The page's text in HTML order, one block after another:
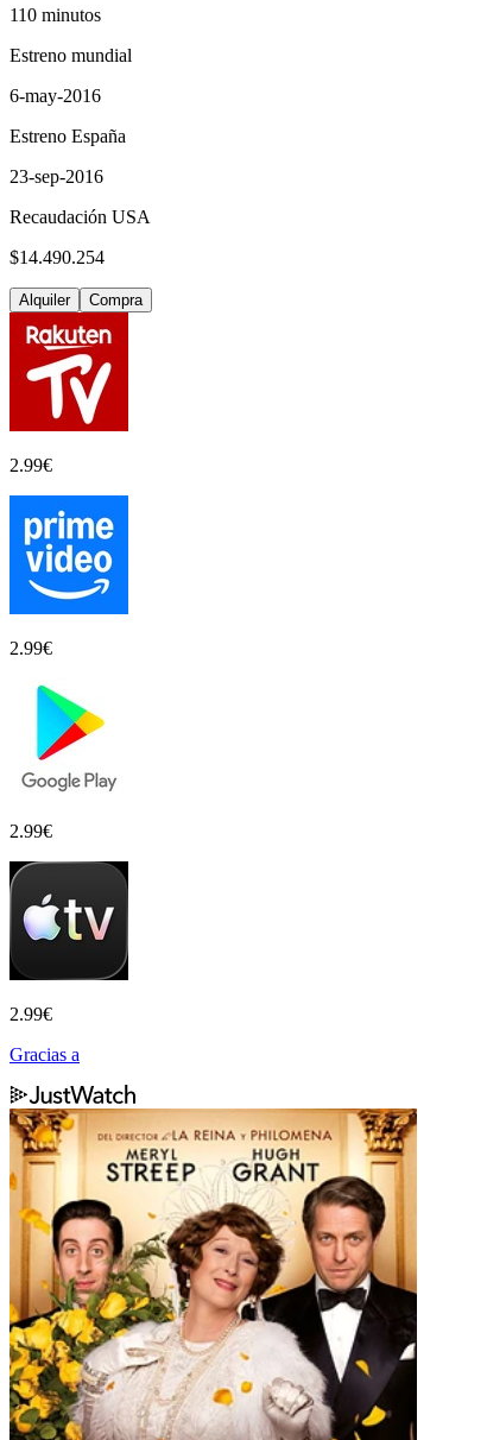
110 minutos
Estreno mundial
6-may-2016
Estreno España
23-sep-2016
Recaudación USA
$14.490.254
Alquiler Compra
2.99€
2.99€
2.99€
2.99€
Gracias a